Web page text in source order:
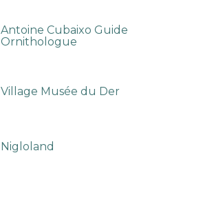
Antoine Cubaixo Guide
Ornithologue
Village Musée du Der
Nigloland